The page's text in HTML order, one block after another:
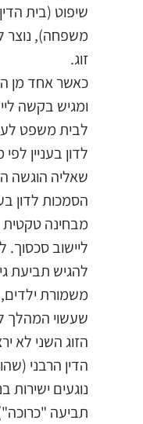
שיפוט (בית
משפחה), נוצר
זוג.
כאשר אחד מן
ומגיש בקשה
לבית משפט
לדון בעניין
שאליה הוגשה
הסמכות לדון
מבחינה טקטית
ליישוב
להגיש תביעת
משמורת ילדים,
שעשוי המהלך
הזוג השני לא
הדין הרבני
נוגעים ישירות
תביעה